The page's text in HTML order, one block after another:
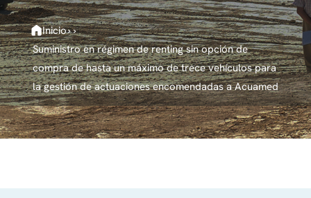
Inicio› ›
Suministro en régimen de renting sin opción de
compra de hasta un máximo de trece vehículos para
la gestión de actuaciones encomendadas a Acuamed